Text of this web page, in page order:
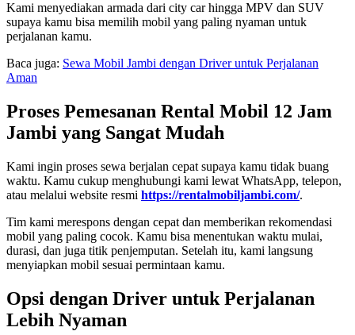
Kami menyediakan armada dari city car hingga MPV dan SUV
supaya kamu bisa memilih mobil yang paling nyaman untuk
perjalanan kamu.
Baca juga: Sewa Mobil Jambi dengan Driver untuk Perjalanan
Aman
Proses Pemesanan Rental Mobil 12 Jam
Jambi yang Sangat Mudah
Kami ingin proses sewa berjalan cepat supaya kamu tidak buang
waktu. Kamu cukup menghubungi kami lewat WhatsApp, telepon,
atau melalui website resmi https://rentalmobiljambi.com/.
Tim kami merespons dengan cepat dan memberikan rekomendasi
mobil yang paling cocok. Kamu bisa menentukan waktu mulai,
durasi, dan juga titik penjemputan. Setelah itu, kami langsung
menyiapkan mobil sesuai permintaan kamu.
Opsi dengan Driver untuk Perjalanan
Lebih Nyaman